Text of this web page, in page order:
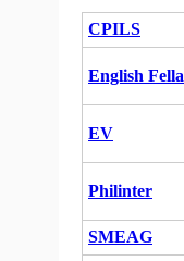
CPILS
English Fella
EV
Philinter
SMEAG